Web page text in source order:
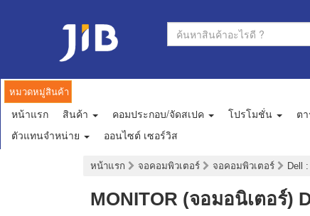
หมวดหมู่สินค้า
หน้าแรก สินค้า คอมประกอบ/จัดสเปค โปรโมชั่น ต
ตัวแทนจำหน่าย
ออนไซต์ เซอร์วิส
หน้าแรก จอคอมพิวเตอร์ จอคอมพิวเตอร์ Dell :
MONITOR (จอมอนิเตอร์)